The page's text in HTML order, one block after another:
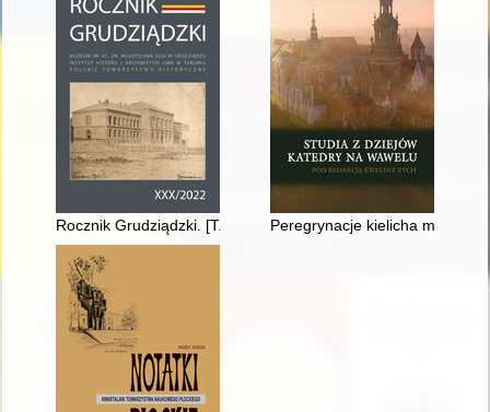
Rocznik Grudziądzki. [T.] 30 (2022)Peregrynacje kielicha